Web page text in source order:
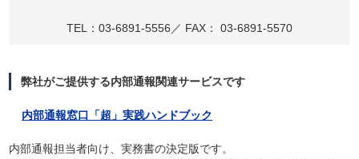
TEL：03-6891-5556／ FAX： 03-6891-5570
弊社がご提供する内部通報関連サービスです
内部通報窓口「超」実践ハンドブック
内部通報担当者向け、実務書の決定版です。